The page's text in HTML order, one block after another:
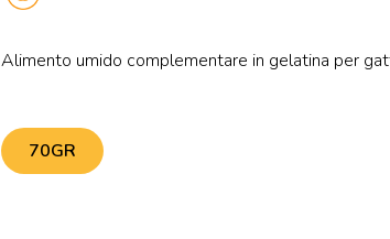
Alimento umido complementare in gelatina per
70GR